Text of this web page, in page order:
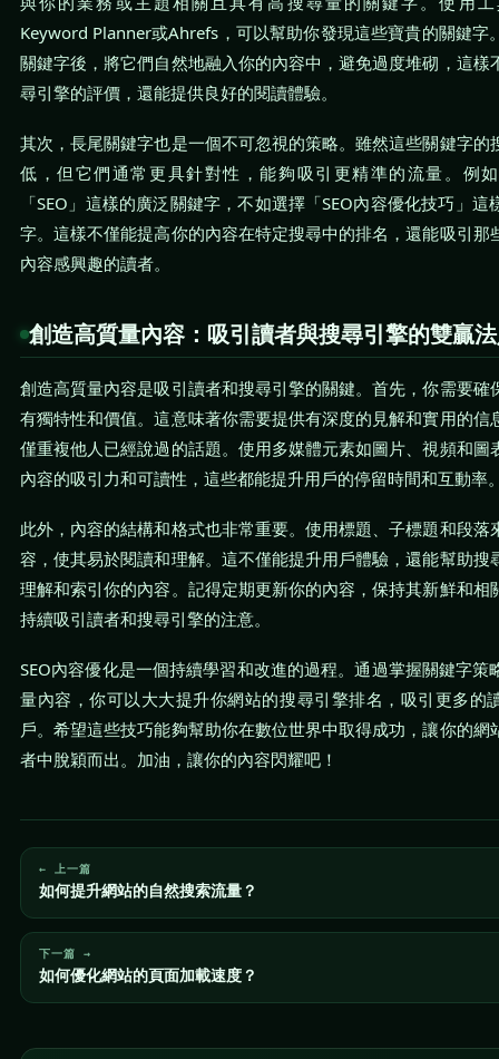
Keyword Planner或Ahrefs，可以幫助你發現這些寶貴的關鍵字
關鍵字後，將它們自然地融入你的內容中，避免過度堆砌，這樣
尋引擎的評價，還能提供良好的閱讀體驗。
其次，長尾關鍵字也是一個不可忽視的策略。雖然這些關鍵字的
低，但它們通常更具針對性，能夠吸引更精準的流量。例
「SEO」這樣的廣泛關鍵字，不如選擇「SEO內容優化技巧」這
字。這樣不僅能提高你的內容在特定搜尋中的排名，還能吸引那
內容感興趣的讀者。
創造高質量內容：吸引讀者與搜尋引擎的雙贏
創造高質量內容是吸引讀者和搜尋引擎的關鍵。首先，你需要確
有獨特性和價值。這意味著你需要提供有深度的見解和實用的信
僅重複他人已經說過的話題。使用多媒體元素如圖片、視頻和圖
內容的吸引力和可讀性，這些都能提升用戶的停留時間和互動率
此外，內容的結構和格式也非常重要。使用標題、子標題和段落
容，使其易於閱讀和理解。這不僅能提升用戶體驗，還能幫助搜
理解和索引你的內容。記得定期更新你的內容，保持其新鮮和相
持續吸引讀者和搜尋引擎的注意。
SEO內容優化是一個持續學習和改進的過程。通過掌握關鍵字策
量內容，你可以大大提升你網站的搜尋引擎排名，吸引更多的
戶。希望這些技巧能夠幫助你在數位世界中取得成功，讓你的網
者中脫穎而出。加油，讓你的內容閃耀吧！
← 上一篇
如何提升網站的自然搜索流量？
下一篇 →
如何優化網站的頁面加載速度？